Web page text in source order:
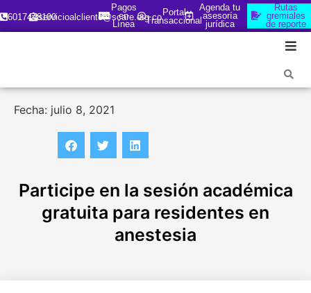
6017448100servicioalcliente@scare.org.co
Pagos
en
Línea
Portal
Transaccional
Agenda tu
asesoría
jurídica
Rutas
gremiales
de reporte
Fecha: julio 8, 2021
Participe en la sesión académica
gratuita para residentes en
anestesia